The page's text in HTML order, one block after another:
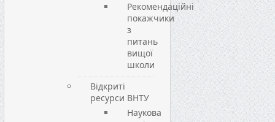
Рекомендаційні
покажчики
з
питань
вищої
школи
Відкриті
ресурси ВНТУ
Наукова